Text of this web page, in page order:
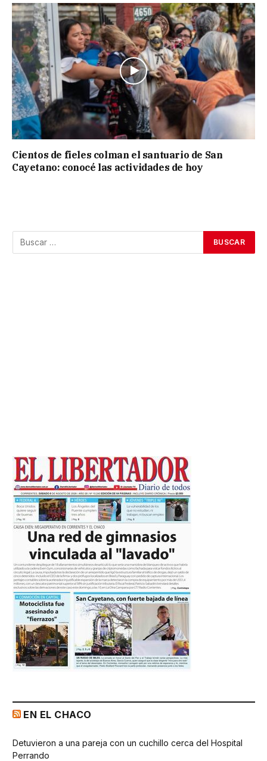
Cientos de fieles colman el santuario de San
Cayetano: conocé las actividades de hoy
EN EL CHACO
Detuvieron a una pareja con un cuchillo cerca del Hospital
Perrando